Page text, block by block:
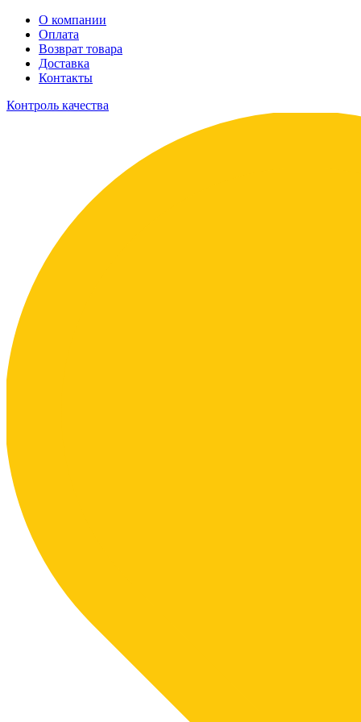
О компании
Оплата
Возврат товара
Доставка
Контакты
Контроль качества